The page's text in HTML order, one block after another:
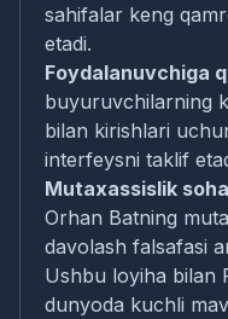
sahifalar keng
etadi.
Foydalanuvchiga
buyuruvchilarning
bilan kirishlari
interfeysni taklif
Mutaxassislik
Orhan Batning
davolash falsafasi
Ushbu loyiha bilan
dunyoda kuchli